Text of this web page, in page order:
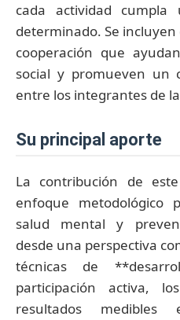
cada actividad cumpla
determinado. Se
cooperación que
social y promueven un
entre los integrantes de
su principal aporte
La contribución de
enfoque metodológico
salud mental y
desde una perspectiva
técnicas de
participación activa,
resultados